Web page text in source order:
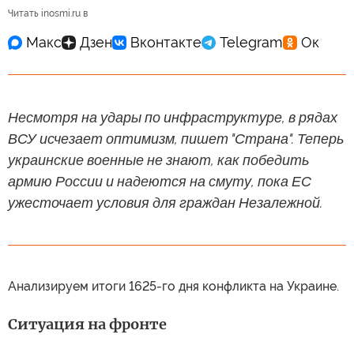
Читать inosmi.ru в
Несмотря на удары по инфраструктуре, в рядах
ВСУ исчезает оптимизм, пишет "Страна". Теперь
украинские военные не знают, как победить
армию России и надеются на смуту, пока ЕС
ужесточает условия для граждан Незалежной.
Анализируем итоги 1625-го дня конфликта на Украине.
Ситуация на фронте